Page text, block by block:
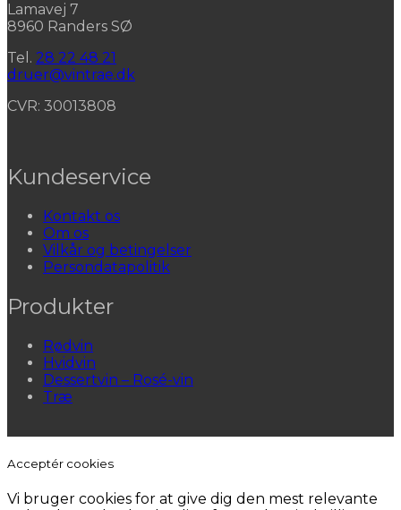
Lamavej 7
8960 Randers SØ
Tel. 28 22 48 21
druer@vintrae.dk
CVR: 30013808
Kundeservice
Kontakt os
Om os
Vilkår og betingelser
Persondatapolitik
Produkter
Rødvin
Hvidvin
Dessertvin – Rosé-vin
Træ
Acceptér cookies
Vi bruger cookies for at give dig den mest relevante